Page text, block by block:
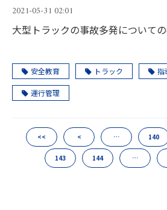
2021-05-31 02:01
大型トラックの事故多発について
安全教育 トラック 指
運行管理
<< < … 140
143 144 …